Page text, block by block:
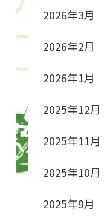
2026年3月
2026年2月
2026年1月
2025年12月
2025年11月
2025年10月
2025年9月